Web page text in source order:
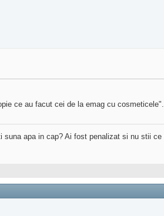
ce au facut cei de la emag cu cosmeticele".
apa in cap? Ai fost penalizat si nu stii